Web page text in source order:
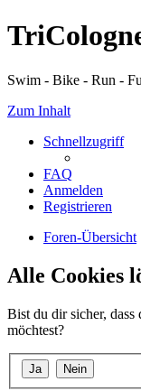
Swim - Bike - Run -
Zum Inhalt
Schnellzugriff
FAQ
Anmelden
Registrieren
Foren-Übersicht
Alle Cookies
Bist du dir sicher, dass
möchtest?